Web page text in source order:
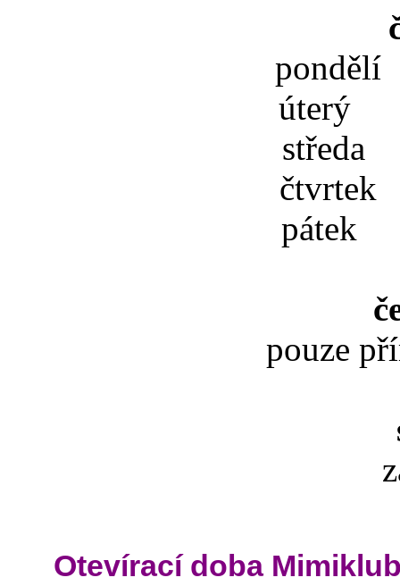
úterý
středa
čtvrtek
pátek
pouze
Otevírací doba